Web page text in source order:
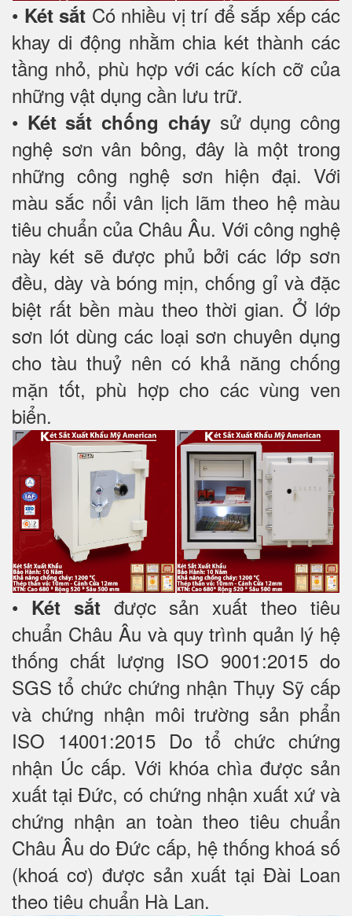
• Két sắt Có nhiều vị trí để sắp xếp các
khay di động nhằm chia két thành các
tầng nhỏ, phù hợp với các kích cỡ của
những vật dụng cần lưu trữ.
• Két sắt chống cháysử dụng công
nghệ sơn vân bông, đây là một trong
những công nghệ sơn hiện đại. Với
màu sắc nổi vân lịch lãm theo hệ màu
tiêu chuẩn của Châu Âu. Với công nghệ
này két sẽ được phủ bởi các lớp sơn
đều, dày và bóng mịn, chống gỉ và đặc
biệt rất bền màu theo thời gian. Ở lớp
sơn lót dùng các loại sơn chuyên dụng
cho tàu thuỷ nên có khả năng chống
mặn tốt, phù hợp cho các vùng ven
biển.
• Két sắtđược sản xuất theo tiêu
chuẩn Châu Âu và quy trình quản lý hệ
thống chất lượng ISO 9001:2015 do
SGS tổ chức chứng nhận Thụy Sỹ cấp
và chứng nhận môi trường sản phẩn
ISO 14001:2015 Do tổ chức chứng
nhận Úc cấp. Với khóa chìa được sản
xuất tại Đức, có chứng nhận xuất xứ và
chứng nhận an toàn theo tiêu chuẩn
Châu Âu do Đức cấp, hệ thống khoá số
(khoá cơ) được sản xuất tại Đài Loan
theo tiêu chuẩn Hà Lan.